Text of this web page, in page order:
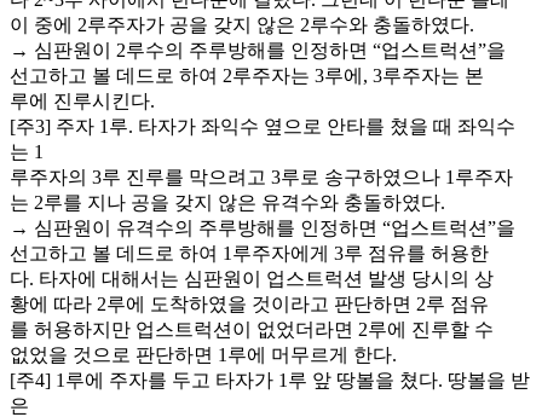
이 중에 2루주자가 공을 갖지 않은 2루수와 충돌하였다.
→ 심판원이 2루수의 주루방해를 인정하면 “업스트럭션”을
선고하고 볼 데드로 하여 2루주자는 3루에, 3루주자는 본
루에 진루시킨다.
[주3] 주자 1루. 타자가 좌익수 옆으로 안타를 쳤을 때 좌익수
는 1
루주자의 3루 진루를 막으려고 3루로 송구하였으나 1루주자
는 2루를 지나 공을 갖지 않은 유격수와 충돌하였다.
→ 심판원이 유격수의 주루방해를 인정하면 “업스트럭션”을
선고하고 볼 데드로 하여 1루주자에게 3루 점유를 허용한
다. 타자에 대해서는 심판원이 업스트럭션 발생 당시의 상
황에 따라 2루에 도착하였을 것이라고 판단하면 2루 점유
를 허용하지만 업스트럭션이 없었더라면 2루에 진루할 수
없었을 것으로 판단하면 1루에 머무르게 한다.
[주4] 1루에 주자를 두고 타자가 1루 앞 땅볼을 쳤다. 땅볼을 받
은